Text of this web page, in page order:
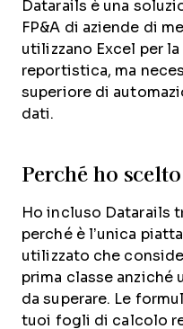
Datarails è una
FP&A di aziende di
utilizzano Excel per
reportistica, ma
superiore di
dati.
Perché ho
Ho incluso Datarails
perché è l’unica
utilizzato che
prima classe anziché
da superare. Le
tuoi fogli di calcolo